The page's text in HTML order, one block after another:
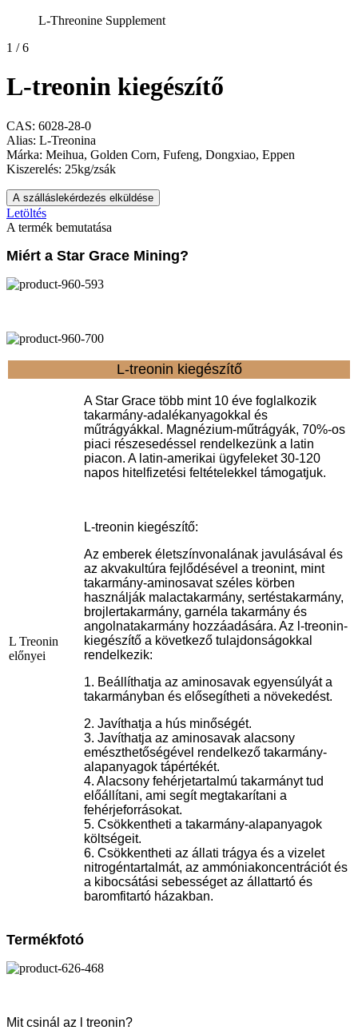
L-Threonine Supplement
1 / 6
L-treonin kiegészítő
CAS: 6028-28-0
Alias: L-Treonina
Márka: Meihua, Golden Corn, Fufeng, Dongxiao, Eppen
Kiszerelés: 25kg/zsák
A szálláslekérdezés elküldése
Letöltés
A termék bemutatása
Miért a Star Grace Mining?
L-treonin kiegészítő
L Treonin
előnyei
A Star Grace több mint 10 éve foglalkozik
takarmány-adalékanyagokkal és
műtrágyákkal. Magnézium-műtrágyák, 70%-os
piaci részesedéssel rendelkezünk a latin
piacon. A latin-amerikai ügyfeleket 30-120
napos hitelfizetési feltételekkel támogatjuk.
L-treonin kiegészítő:
Az emberek életszínvonalának javulásával és
az akvakultúra fejlődésével a treonint, mint
takarmány-aminosavat széles körben
használják malactakarmány, sertéstakarmány,
brojlertakarmány, garnéla takarmány és
angolnatakarmány hozzáadására. Az l-treonin-
kiegészítő a következő tulajdonságokkal
rendelkezik:
1. Beállíthatja az aminosavak egyensúlyát a
takarmányban és elősegítheti a növekedést.
2. Javíthatja a hús minőségét.
3. Javíthatja az aminosavak alacsony
emészthetőségével rendelkező takarmány-
alapanyagok tápértékét.
4. Alacsony fehérjetartalmú takarmányt tud
előállítani, ami segít megtakarítani a
fehérjeforrásokat.
5. Csökkentheti a takarmány-alapanyagok
költségeit.
6. Csökkentheti az állati trágya és a vizelet
nitrogéntartalmát, az ammóniakoncentrációt és
a kibocsátási sebességet az állattartó és
baromfitartó házakban.
Termékfotó
Mit csinál az l treonin?